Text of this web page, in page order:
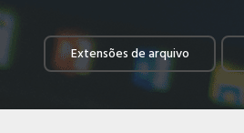
Extensões de arquivo